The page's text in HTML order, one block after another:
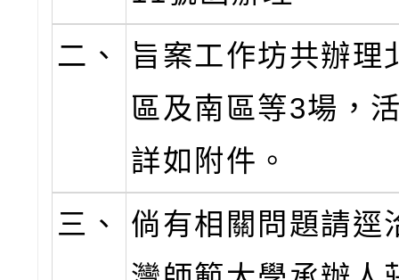
二、
旨案工作坊共辦理
區及南區等3場，
詳如附件。
三、
倘有相關問題請逕